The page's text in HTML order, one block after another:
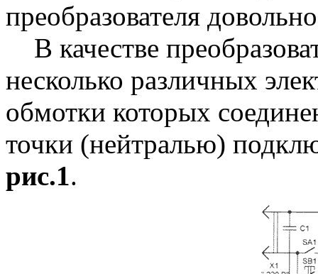
преобразователя
В качестве
несколько различных
обмотки которых
точки (нейтралью)
рис.1.